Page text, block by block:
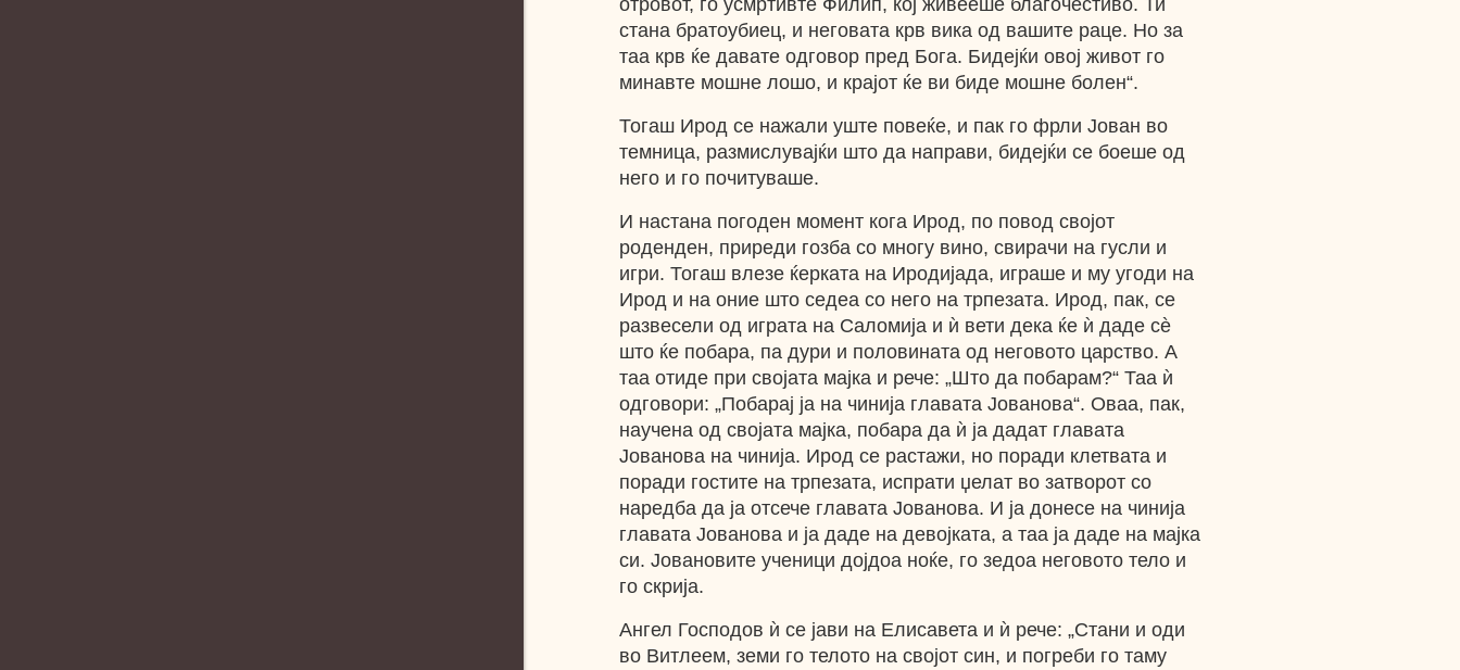
отровот, го усмртивте Филип, кој живееше благочестиво. Ти
стана братоубиец, и неговата крв вика од вашите раце. Но за
таа крв ќе давате одговор пред Бога. Бидејќи овој живот го
минавте мошне лошо, и крајот ќе ви биде мошне болен“.
Тогаш Ирод се нажали уште повеќе, и пак го фрли Јован во
темница, размислувајќи што да направи, бидејќи се боеше од
него и го почитуваше.
И настана погоден момент кога Ирод, по повод својот
роденден, приреди гозба со многу вино, свирачи на гусли и
игри. Тогаш влезе ќерката на Иродијада, играше и му угоди на
Ирод и на оние што седеа со него на трпезата. Ирод, пак, се
развесели од играта на Саломија и ѝ вети дека ќе ѝ даде сѐ
што ќе побара, па дури и половината од неговото царство. А
таа отиде при својата мајка и рече: „Што да побарам?“ Таа ѝ
одговори: „Побарај ја на чинија главата Јованова“. Оваа, пак,
научена од својата мајка, побара да ѝ ја дадат главата
Јованова на чинија. Ирод се растажи, но поради клетвата и
поради гостите на трпезата, испрати џелат во затворот со
наредба да ја отсече главата Јованова. И ја донесе на чинија
главата Јованова и ја даде на девојката, а таа ја даде на мајка
си. Јовановите ученици дојдоа ноќе, го зедоа неговото тело и
го скрија.
Ангел Господов ѝ се јави на Елисавета и ѝ рече: „Стани и оди
во Витлеем, земи го телото на својот син, и погреби го таму